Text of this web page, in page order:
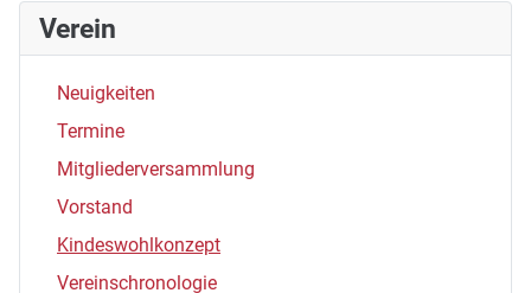
Verein
Neuigkeiten
Termine
Mitgliederversammlung
Vorstand
Kindeswohlkonzept
Vereinschronologie